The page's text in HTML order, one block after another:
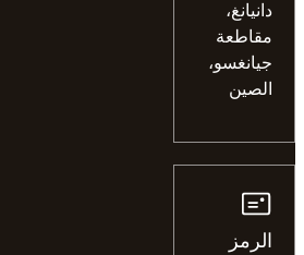
دانيانغ،
مقاطعة
جيانغسو،
الصين
الرمز